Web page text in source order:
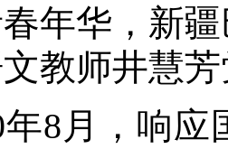
年华，新
教师井慧
月，响应